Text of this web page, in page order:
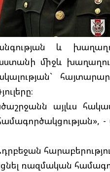
և
միջև
այլևս
ռազմական